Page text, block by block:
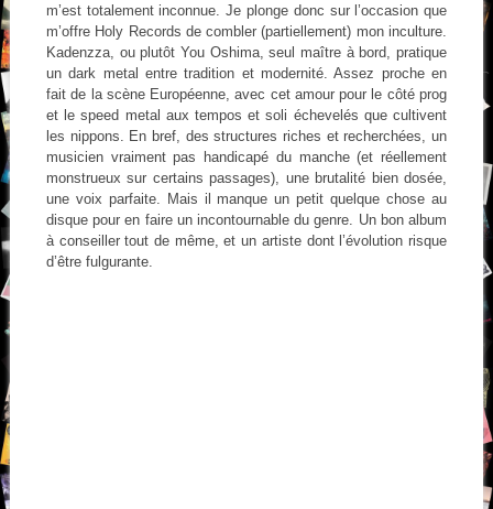
m’est totalement inconnue. Je plonge donc sur l’occasion que
m’offre Holy Records de combler (partiellement) mon inculture.
Kadenzza, ou plutôt You Oshima, seul maître à bord, pratique
un dark metal entre tradition et modernité. Assez proche en
fait de la scène Européenne, avec cet amour pour le côté prog
et le speed metal aux tempos et soli échevelés que cultivent
les nippons. En bref, des structures riches et recherchées, un
musicien vraiment pas handicapé du manche (et réellement
monstrueux sur certains passages), une brutalité bien dosée,
une voix parfaite. Mais il manque un petit quelque chose au
disque pour en faire un incontournable du genre. Un bon album
à conseiller tout de même, et un artiste dont l’évolution risque
d’être fulgurante.